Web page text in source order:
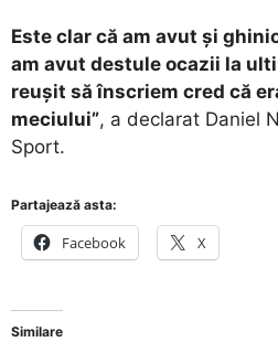
Este clar că am avut și
am avut destule ocazii la
reușit să înscriem cred că
meciului”, a declarat Daniel
Sport.
Partajează asta:
Facebook X
Similare